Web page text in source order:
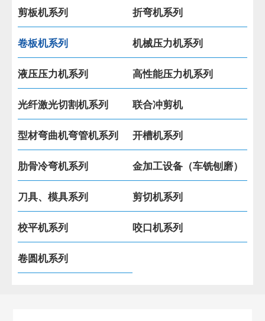
新闻中心
联系我们
剪板机系列 折弯机系列
卷板机系列 机械压力机系列
液压压力机系列 高性能压力机系列
光纤激光切割机系列 联合冲剪机
型材弯曲机弯管机系列 开槽机系列
肋骨冷弯机系列 金加工设备（车铣刨磨）
刀具、模具系列 剪切机系列
校平机系列 咬口机系列
卷圆机系列